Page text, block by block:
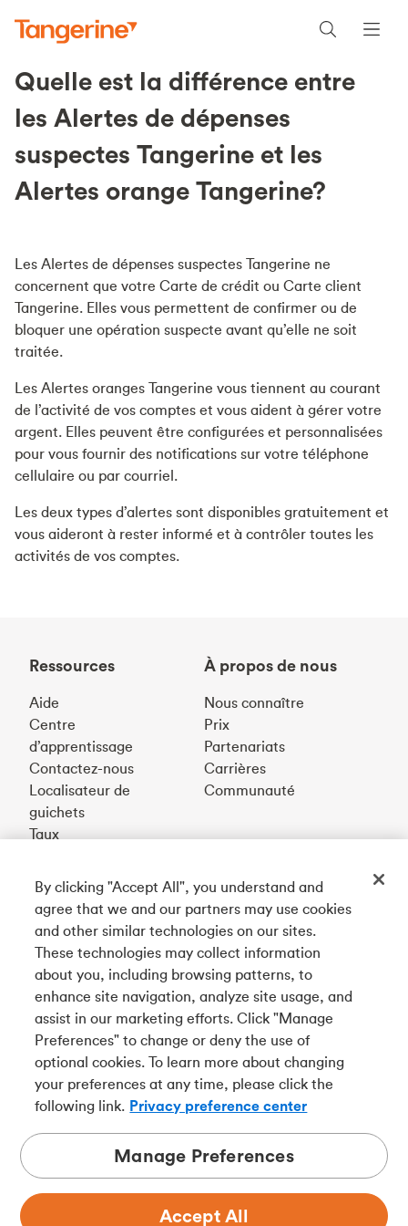
Quelle est la différence entre
les Alertes de dépenses
suspectes Tangerine et les
Alertes orange Tangerine?
Les Alertes de dépenses suspectes Tangerine ne
concernent que votre Carte de crédit ou Carte client
Tangerine. Elles vous permettent de confirmer ou de
bloquer une opération suspecte avant qu’elle ne soit
traitée.
Les Alertes oranges Tangerine vous tiennent au courant
de l’activité de vos comptes et vous aident à gérer votre
argent. Elles peuvent être configurées et personnalisées
pour vous fournir des notifications sur votre téléphone
cellulaire ou par courriel.
Les deux types d’alertes sont disponibles gratuitement et
vous aideront à rester informé et à contrôler toutes les
activités de vos comptes.
Ressources
Aide
Centre
d’apprentissage
Contactez-nous
Localisateur de
guichets
Taux
À propos de nous
Nous connaître
Prix
Partenariats
Carrières
Communauté
English
Téléchargez notre appli
Connectez-vous avec nous
Tangerine est le nom commercial de la Banque Tangerine,
une filiale en propriété exclusive de La Banque de
Nouvelle-Écosse etmembre à part entière de la SADC
By clicking "Accept All", you understand and
agree that we and our partners may use cookies
and other similar technologies on our sites.
These technologies may collect information
about you, including browsing patterns, to
enhance site navigation, analyze site usage, and
assist in our marketing efforts. Click "Manage
Preferences" to change or deny the use of
optional cookies. To learn more about changing
your preferences at any time, please click the
following link. Privacy preference center
Manage Preferences
Accept All